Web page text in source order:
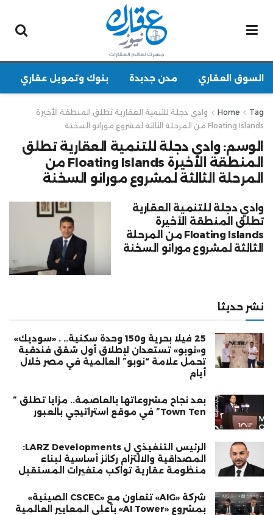
السوق العقاري مدن جديدة بنوك وتمويل عقاري
Home Tag
وادي دجلة للتنمية العقارية تطلق المنطقة الأخيرة
Floating Islands من المرحلة الثالثة لمشروع مورانو السخنة
الوسم: وادي دجلة للتنمية العقارية تطلق
المنطقة الأخيرة Floating Islands من
المرحلة الثالثة لمشروع مورانو السخنة
وادي دجلة للتنمية العقارية
تطلق المنطقة الأخيرة
Floating Islands من المرحلة
الثالثة لمشروع مورانو السخنة
نشر حديثا
25 فيلا بحرية و150 وحدة سكنية.. . «سوديك»
و«نوبو» تستعدان لإطلاق أول شقق فندقية
تحمل علامة “نوبو” العالمية في مصر خلال
أيام
بعد نجاح مشروعاتها بالعاصمة.. مزايا تطلق ”
Town Ten” في موقع استراتيجي بالعبور
الرئيس التنفيذي ل LARZ Developments:
المصداقية والالتزام ركائز أساسية لبناء
منظومة عقارية تواكب متغيرات المستقبل
شركة «AIG» تتعاون مع «CSCEC الصينية»
بمشروع «AI Tower» بأعلى المعايير العالمية